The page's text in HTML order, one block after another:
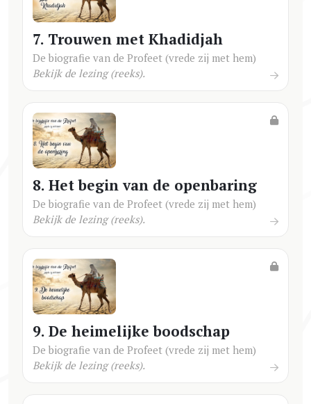
7. Trouwen met Khadidjah
De biografie van de Profeet (vrede zij met hem)
Bekijk de lezing (reeks).
8. Het begin van de openbaring
De biografie van de Profeet (vrede zij met hem)
Bekijk de lezing (reeks).
9. De heimelijke boodschap
De biografie van de Profeet (vrede zij met hem)
Bekijk de lezing (reeks).